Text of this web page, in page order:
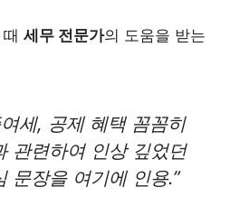
세무 전문가의 도움을 받는
세, 공제 혜택 꼼꼼히
관련하여 인상 깊었던
문장을 여기에 인용.”